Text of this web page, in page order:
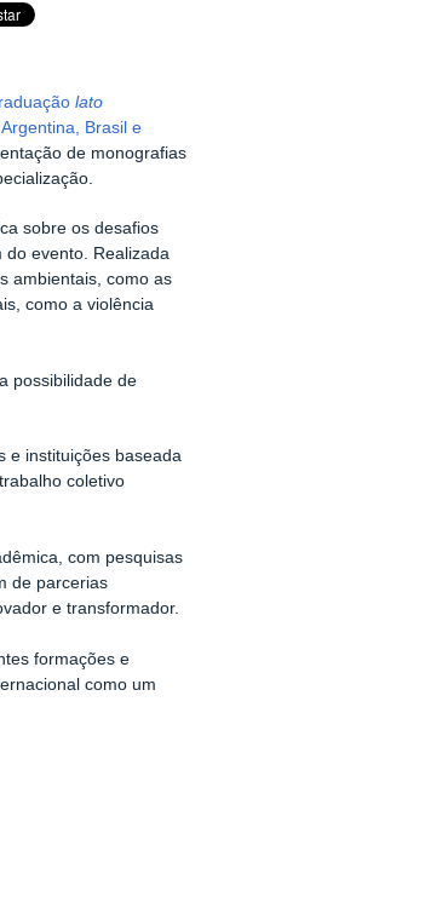
lato
Brasil e
de monografias
sobre os desafios
evento. Realizada
ambientais, como as
como a violência
possibilidade de
e instituições baseada
coletivo
com pesquisas
de parcerias
e transformador.
formações e
como um